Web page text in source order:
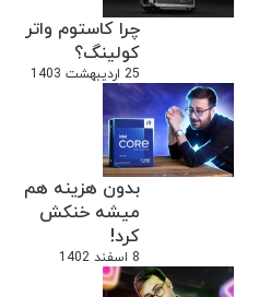
چرا کاستوم واتر
کولینگ؟
25 اردیبهشت 1403
بدون هزینه هم
میشه خنکش
کرد!
8 اسفند 1402